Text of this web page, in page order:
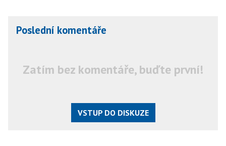
Poslední komentáře
Zatím bez komentáře, buďte první!
VSTUP DO DISKUZE